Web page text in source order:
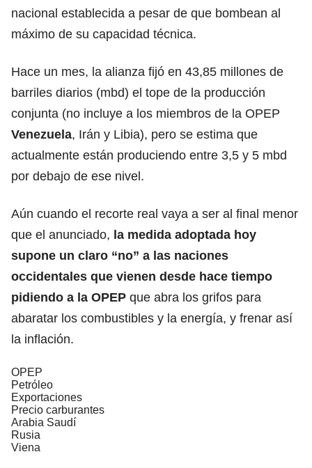
nacional establecida a pesar de que bombean al
máximo de su capacidad técnica.
Hace un mes, la alianza fijó en 43,85 millones de
barriles diarios (mbd) el tope de la producción
conjunta (no incluye a los miembros de la OPEP
Venezuela, Irán y Libia), pero se estima que
actualmente están produciendo entre 3,5 y 5 mbd
por debajo de ese nivel.
Aún cuando el recorte real vaya a ser al final menor
que el anunciado, la medida adoptada hoy
supone un claro “no” a las naciones
occidentales que vienen desde hace tiempo
pidiendo a la OPEP que abra los grifos para
abaratar los combustibles y la energía, y frenar así
la inflación.
OPEP
Petróleo
Exportaciones
Precio carburantes
Arabia Saudí
Rusia
Viena